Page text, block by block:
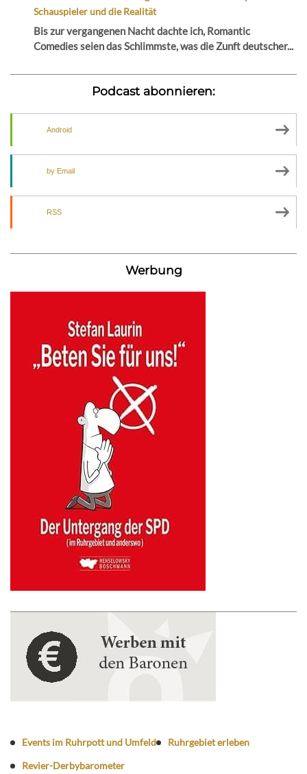
Schauspieler und die Realität
Bis zur vergangenen Nacht dachte ich, Romantic
Comedies seien das Schlimmste, was die Zunft deutscher...
Podcast abonnieren:
Android
by Email
RSS
Werbung
Events im Ruhrpott und Umfeld
Ruhrgebiet erleben
Revier-Derbybarometer